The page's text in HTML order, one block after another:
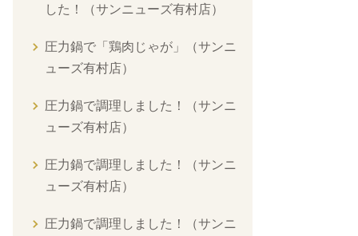
した！（サンニューズ有村店）
圧力鍋で「鶏肉じゃが」（サンニ
ューズ有村店）
圧力鍋で調理しました！（サンニ
ューズ有村店）
圧力鍋で調理しました！（サンニ
ューズ有村店）
圧力鍋で調理しました！（サンニ